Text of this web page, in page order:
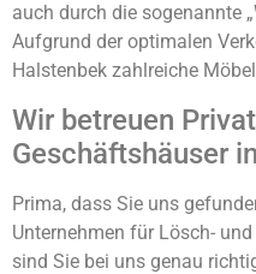
auch durch die sogenannte
Aufgrund der optimalen
Halstenbek zahlreiche
Wir betreuen
Geschäftshäuser
Prima, dass Sie uns
Unternehmen für Lösch-
sind Sie bei uns genau